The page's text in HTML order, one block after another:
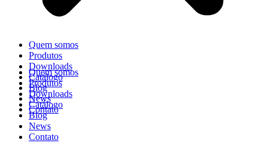
Quem somos
Produtos
Downloads
Catálogo
Blog
News
Contato
Quem somos
Produtos
Downloads
Catálogo
Blog
News
Contato